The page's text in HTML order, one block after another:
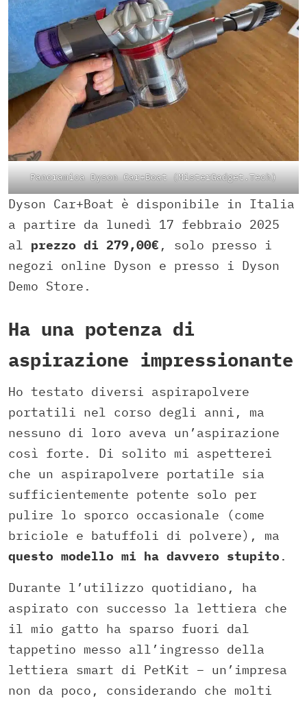
Panoramica Dyson Car+Boat (MisterGadget.Tech)
Dyson Car+Boat è disponibile in Italia
a partire da lunedì 17 febbraio 2025
al prezzo di 279,00€ , solo presso i
negozi online Dyson e presso i Dyson
Demo Store.
Ha una potenza di
aspirazione impressionante
Ho testato diversi aspirapolvere
portatili nel corso degli anni, ma
nessuno di loro aveva un’aspirazione
così forte. Di solito mi aspetterei
che un aspirapolvere portatile sia
sufficientemente potente solo per
pulire lo sporco occasionale (come
briciole e batuffoli di polvere), ma
questo modello mi ha davvero stupito .
Durante l’utilizzo quotidiano, ha
aspirato con successo la lettiera che
il mio gatto ha sparso fuori dal
tappetino messo all’ingresso della
lettiera smart di PetKit – un’impresa
non da poco, considerando che molti